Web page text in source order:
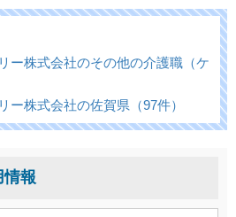
ー株式会社のその他の介護職（ケ
ー株式会社の佐賀県（97件）
情報